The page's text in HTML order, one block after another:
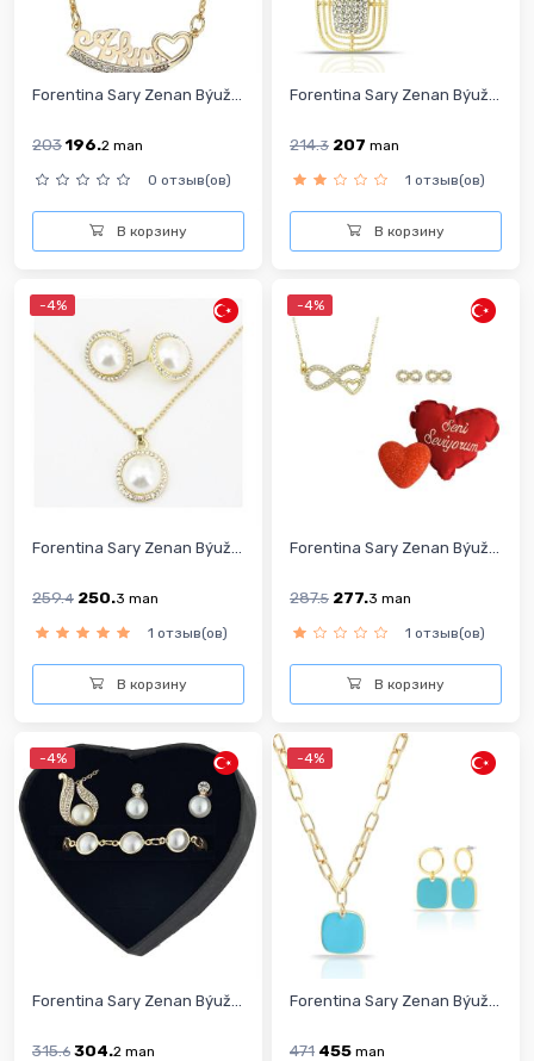
Forentina Sary Zenan Býuž...
203196.2 man
0 отзыв(ов)
В корзину
Forentina Sary Zenan Býuž...
214.3 207 man
1 отзыв(ов)
В корзину
-4%
Forentina Sary Zenan Býuž...
259.4 250.3 man
1 отзыв(ов)
В корзину
-4%
Forentina Sary Zenan Býuž...
287.5 277.3 man
1 отзыв(ов)
В корзину
-4%
Forentina Sary Zenan Býuž...
315.6 304.2 man
-4%
Forentina Sary Zenan Býuž...
471 455 man